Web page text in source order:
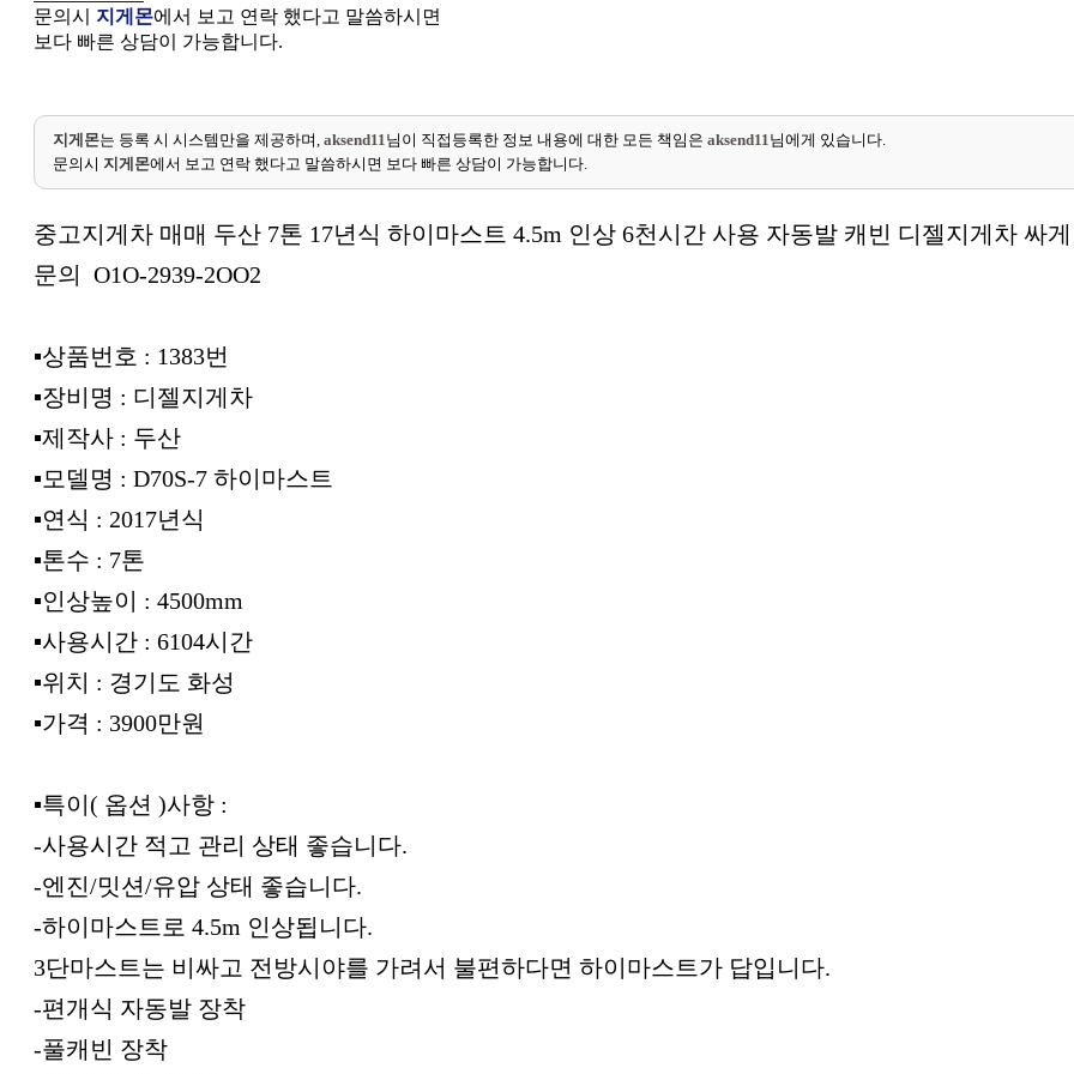
문의시 지게몬에서 보고 연락 했다고 말씀하시면
보다 빠른 상담이 가능합니다.
지게몬는 등록 시 시스템만을 제공하며, aksend11 님이 직접등록한 정보 내용에 대한 모든 책임은 aksend11 님에게 있습니다.
문의시 지게몬에서 보고 연락 했다고 말씀하시면 보다 빠른 상담이 가능합니다.
중고지게차 매매 두산 7톤 17년식 하이마스트 4.5m 인상 6천시간 사용 자동발 캐빈 디젤지게차 싸
문의 O1O-2939-2OO2
▪︎상품번호 : 1383번
▪︎장비명 : 디젤지게차
▪︎제작사 : 두산
▪︎모델명 : D70S-7 하이마스트
▪︎연식 : 2017년식
▪︎톤수 : 7톤
▪︎인상높이 : 4500mm
▪︎사용시간 : 6104시간
▪︎위치 : 경기도 화성
▪︎가격 : 3900만원
▪︎특이( 옵션 )사항 :
-사용시간 적고 관리 상태 좋습니다.
-엔진/밋션/유압 상태 좋습니다.
-하이마스트로 4.5m 인상됩니다.
3단마스트는 비싸고 전방시야를 가려서 불편하다면 하이마스트가 답입니다.
-편개식 자동발 장착
-풀캐빈 장착